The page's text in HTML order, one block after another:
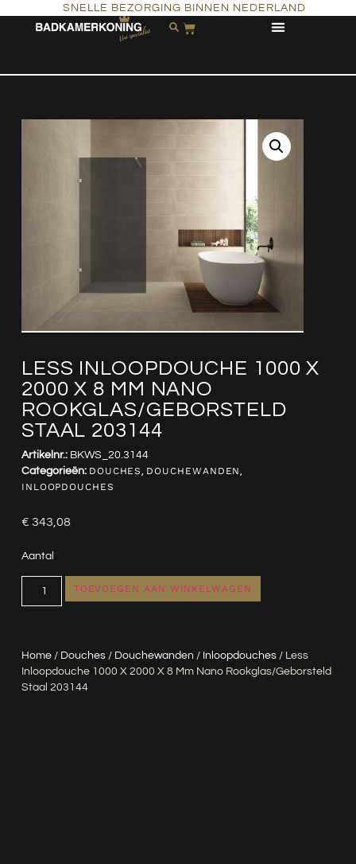
SNELLE BEZORGING BINNEN NEDERLAND
LESS INLOOPDOUCHE 1000 X
2000 X 8 MM NANO
ROOKGLAS/GEBORSTELD
STAAL 203144
Home/ Douches/ Douchewanden / Inloopdouches/ Less
Inloopdouche 1000 X 2000 X 8 Mm Nano Rookglas/geborsteld
Staal 203144
Artikelnr.: BKWS_20.3144
Categorieën: DOUCHES, DOUCHEWANDEN,
INLOOPDOUCHES
€ 343,08
Aantal
TOEVOEGEN AAN WINKELWAGEN